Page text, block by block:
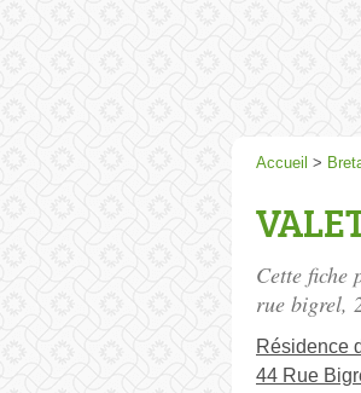
Accueil >
Cette fiche
rue bigrel,
Résidence
44 Rue